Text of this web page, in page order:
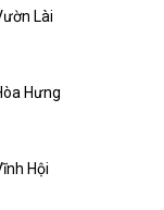
Lài
Hưng
Hội